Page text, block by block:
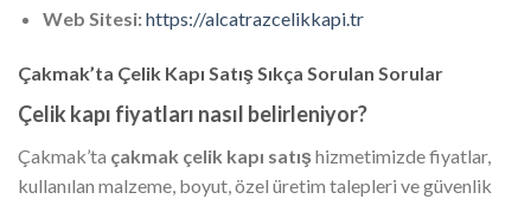
Web Sitesi:https://alcatrazcelikkapi.tr
Çakmak’ta Çelik Kapı Satış Sıkça Sorulan Sorular
Çelik kapı fiyatları nasıl belirleniyor?
Çakmak’ta çakmak çelik kapı satışhizmetimizde fiyatlar,
kullanılan malzeme, boyut, özel üretim talepleri ve güvenlik